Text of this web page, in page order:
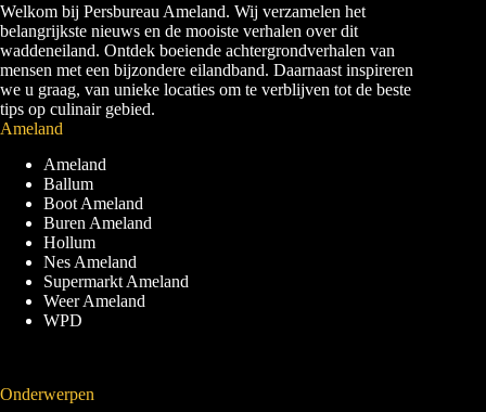
Welkom bij Persbureau Ameland. Wij verzamelen het
belangrijkste nieuws en de mooiste verhalen over dit
waddeneiland. Ontdek boeiende achtergrondverhalen van
mensen met een bijzondere eilandband. Daarnaast inspireren
we u graag, van unieke locaties om te verblijven tot de beste
tips op culinair gebied.
Ameland
Ameland
Ballum
Boot Ameland
Buren Ameland
Hollum
Nes Ameland
Supermarkt Ameland
Weer Ameland
WPD
Onderwerpen